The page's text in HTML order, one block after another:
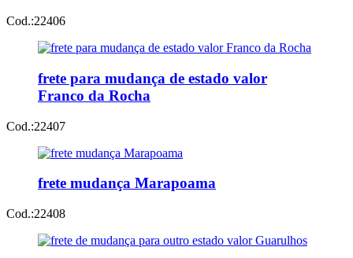
Cod.:22406
frete para mudança de estado valor
Franco da Rocha
Cod.:22407
frete mudança Marapoama
Cod.:22408